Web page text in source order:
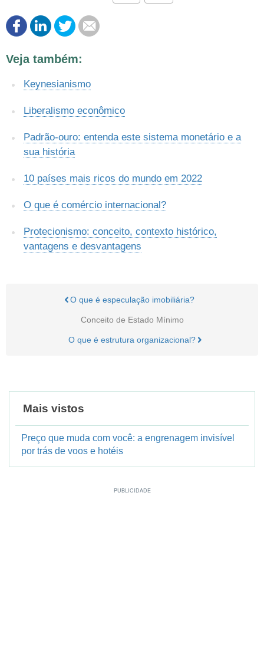
Este conteúdo contém informação incorreta
Este conteúdo não tem a informação que procuro
Outro
Veja também:
Keynesianismo
Liberalismo econômico
Padrão-ouro: entenda este sistema monetário e a
sua história
10 países mais ricos do mundo em 2022
O que é comércio internacional?
Protecionismo: conceito, contexto histórico,
vantagens e desvantagens
O que é especulação imobiliária?
Conceito de Estado Mínimo
O que é estrutura organizacional?
Mais vistos
Preço que muda com você: a engrenagem invisível
por trás de voos e hotéis